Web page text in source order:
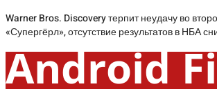
Warner Bros. Discovery терпит неудачу во
«Супергёрл», отсутствие результатов в НБА
Android